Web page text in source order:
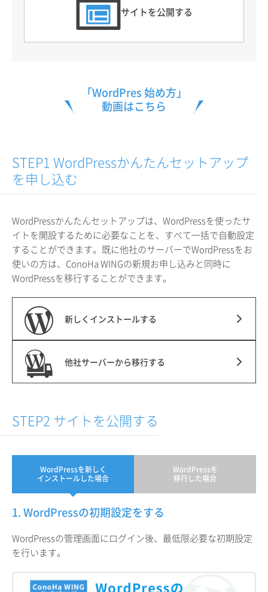
サイトを公開する
「WordPres 始め方」
動画はこちら
STEP1 WordPressかんたんセットアップ
を申し込む
WordPressかんたんセットアップは、WordPressを使ったサ
イトを開設するために必要なことを、すべて一括で自動設定
することができます。既に他社のサーバーでWordPressをお
使いの方は、ConoHa WINGの新規お申し込みと同時に
WordPressを移行することができます。
新しくインストールする
他社サーバーから移行する
STEP2 サイトを公開する
WordPressを新しく
インストールした場合
WordPressを
移行した場合
1. WordPressの初期設定をする
WordPressの管理画面にログイン後、最低限必要な初期設定
を行います。